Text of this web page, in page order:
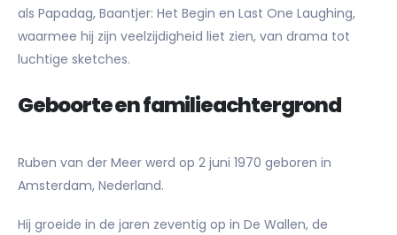
als Papadag, Baantjer: Het Begin en Last One Laughing,
waarmee hij zijn veelzijdigheid liet zien, van drama tot
luchtige sketches.
Geboorte en familieachtergrond
Ruben van der Meer werd op 2 juni 1970 geboren in
Amsterdam, Nederland.
Hij groeide in de jaren zeventig op in De Wallen, de